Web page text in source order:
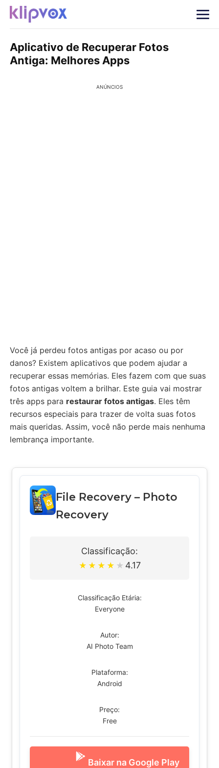
Aplicativo de Recuperar Fotos
Antiga: Melhores Apps
ANÚNCIOS
Você já perdeu fotos antigas por acaso ou por
danos? Existem aplicativos que podem ajudar a
recuperar essas memórias. Eles fazem com que suas
fotos antigas voltem a brilhar. Este guia vai mostrar
três apps para restaurar fotos antigas. Eles têm
recursos especiais para trazer de volta suas fotos
mais queridas. Assim, você não perde mais nenhuma
lembrança importante.
File Recovery – Photo
Recovery
Classificação:
★ ★ ★ ★ ★ 4.17
Classificação Etária:
Everyone
Autor:
AI Photo Team
Plataforma:
Android
Preço:
Free
Baixar na Google Play